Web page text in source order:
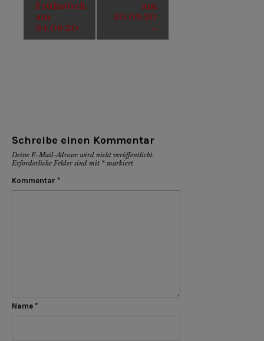
Frühstück
am
24.09.20
am
30.09.20
»
Schreibe einen Kommentar
Deine E-Mail-Adresse wird nicht veröffentlicht.
Erforderliche Felder sind mit * markiert
Kommentar *
Name *